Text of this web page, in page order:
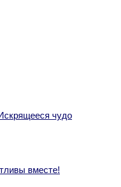
чудо
вместе!